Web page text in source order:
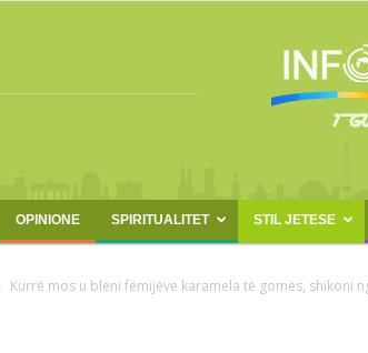
OPINIONE SPIRITUALITET STIL JETESE
Kurrë mos u bleni fëmijëve karamela të gomës, shikoni